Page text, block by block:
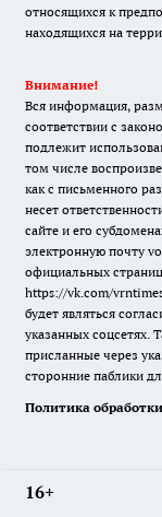
относящихся к
находящихся на
Внимание!
Вся информация,
соответствии с
подлежит
том числе
как с письменного
несет
сайте и его
электронную почту
официальных
https://vk.com/
будет являться
указанных соцсетях.
присланные через
сторонние паблики
Политика
16+